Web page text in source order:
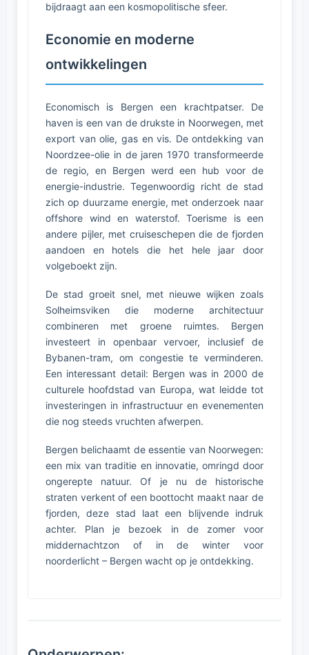
bijdraagt aan een kosmopolitische sfeer.
Economie en moderne
ontwikkelingen
Economisch is Bergen een krachtpatser. De
haven is een van de drukste in Noorwegen, met
export van olie, gas en vis. De ontdekking van
Noordzee-olie in de jaren 1970 transformeerde
de regio, en Bergen werd een hub voor de
energie-industrie. Tegenwoordig richt de stad
zich op duurzame energie, met onderzoek naar
offshore wind en waterstof. Toerisme is een
andere pijler, met cruiseschepen die de fjorden
aandoen en hotels die het hele jaar door
volgeboekt zijn.
De stad groeit snel, met nieuwe wijken zoals
Solheimsviken die moderne architectuur
combineren met groene ruimtes. Bergen
investeert in openbaar vervoer, inclusief de
Bybanen-tram, om congestie te verminderen.
Een interessant detail: Bergen was in 2000 de
culturele hoofdstad van Europa, wat leidde tot
investeringen in infrastructuur en evenementen
die nog steeds vruchten afwerpen.
Bergen belichaamt de essentie van Noorwegen:
een mix van traditie en innovatie, omringd door
ongerepte natuur. Of je nu de historische
straten verkent of een boottocht maakt naar de
fjorden, deze stad laat een blijvende indruk
achter. Plan je bezoek in de zomer voor
middernachtzon of in de winter voor
noorderlicht – Bergen wacht op je ontdekking.